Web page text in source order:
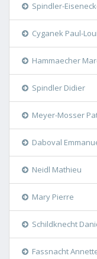
Spindler-
Cyganek Paul-
Hammaecher
Spindler Didier
Meyer-Mosser
Daboval
Neidl Mathieu
Mary Pierre
Schildknecht
Fassnacht